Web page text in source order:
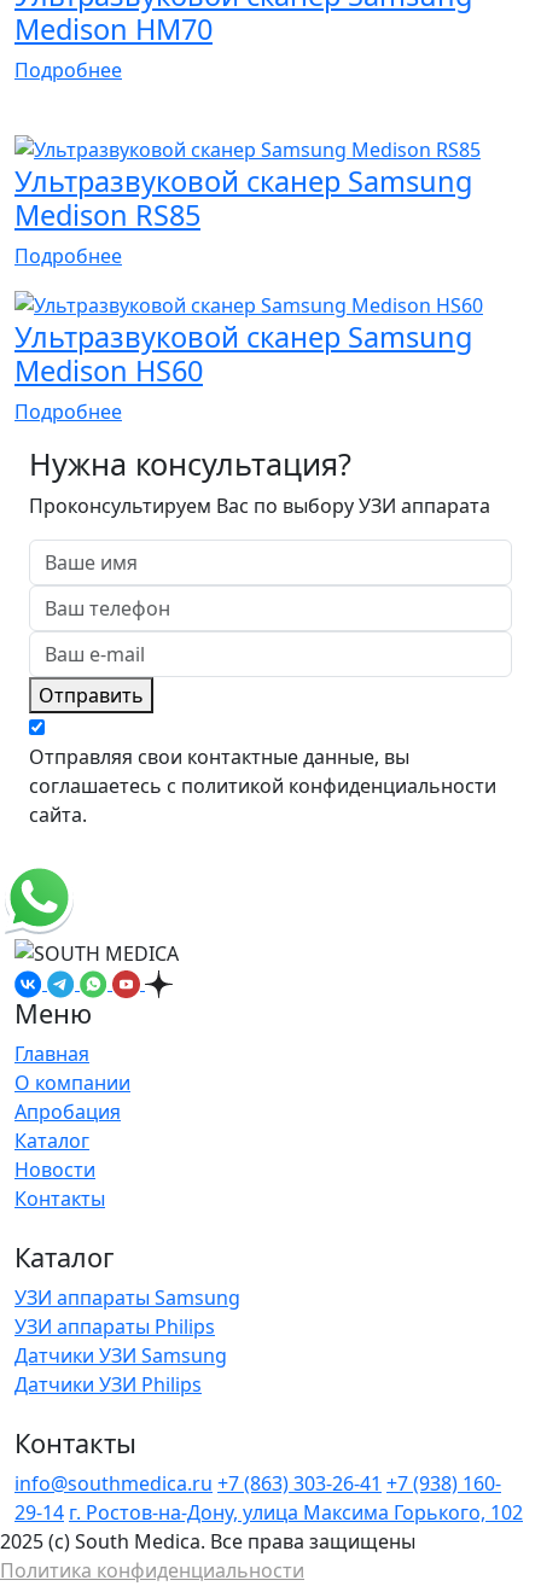
Medison HM70
Подробнее
Ультразвуковой сканер Samsung
Medison RS85
Подробнее
Ультразвуковой сканер Samsung
Medison HS60
Подробнее
Нужна консультация?
Проконсультируем Вас по выбору УЗИ аппарата
Отправить
Отправляя свои контактные данные, вы
соглашаетесь с политикой конфиденциальности
сайта.
Меню
Главная
О компании
Апробация
Каталог
Новости
Контакты
Каталог
УЗИ аппараты Samsung
УЗИ аппараты Philips
Датчики УЗИ Samsung
Датчики УЗИ Philips
Контакты
info@southmedica.ru +7 (863) 303-26-41 +7 (938) 160-
29-14 г. Ростов-на-Дону, улица Максима Горького, 102
2025 (c) South Medica. Все права защищены
Политика конфиденциальности